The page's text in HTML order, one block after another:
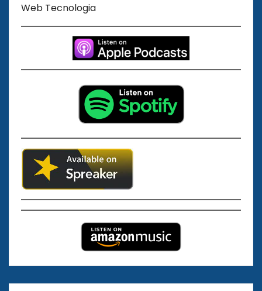
Web Tecnologia